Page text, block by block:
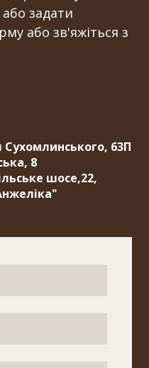
задати
або зв'яжіться з
Сухомлинського, 63П
8
шосе,22,